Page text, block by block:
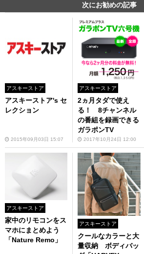
次にお勧めの記事
アスキーストア
アスキーストア's セ
レクション
2015年09月03日 15:07
アスキーストア
2ヵ月タダで使え
る！ 8チャンネル
の番組を録画できる
ガラポンTV
2017年10月24日 12:00
アスキーストア
家中のリモコンをス
マホにまとめよう
「Nature Remo」
アスキーストア
クールなカラーと大
量収納 ボディバッ